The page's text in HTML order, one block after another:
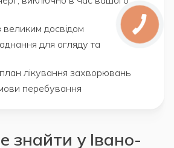
великим досвідом
для огляду та
лікування захворювань
перебування
знайти у Івано-